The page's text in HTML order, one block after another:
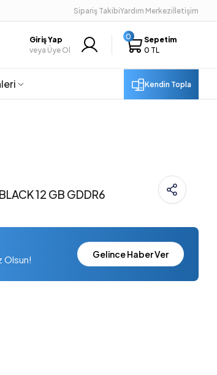
Sipariş TakibiYardım Merkeziİletişim
Giriş Yap
veya Üye Ol
0
Sepetim
0 TL
Kendin Topla
12 GB GDDR6
Olsun!
Gelince Haber Ver